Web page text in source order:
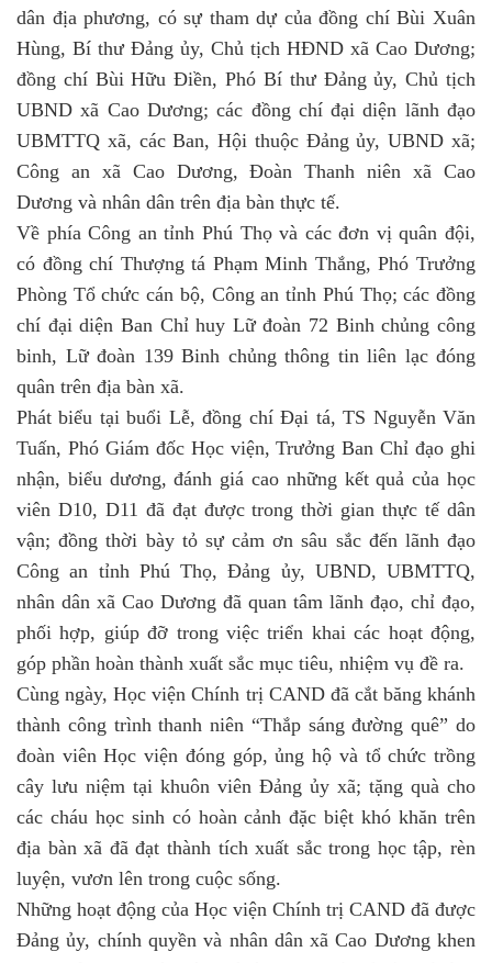
dân địa phương, có sự tham dự của đồng chí Bùi Xuân
Hùng, Bí thư Đảng ủy, Chủ tịch HĐND xã Cao Dương;
đồng chí Bùi Hữu Điền, Phó Bí thư Đảng ủy, Chủ tịch
UBND xã Cao Dương; các đồng chí đại diện lãnh đạo
UBMTTQ xã, các Ban, Hội thuộc Đảng ủy, UBND xã;
Công an xã Cao Dương, Đoàn Thanh niên xã Cao
Dương và nhân dân trên địa bàn thực tế.
Về phía Công an tỉnh Phú Thọ và các đơn vị quân đội,
có đồng chí Thượng tá Phạm Minh Thắng, Phó Trưởng
Phòng Tổ chức cán bộ, Công an tỉnh Phú Thọ; các đồng
chí đại diện Ban Chỉ huy Lữ đoàn 72 Binh chủng công
binh, Lữ đoàn 139 Binh chủng thông tin liên lạc đóng
quân trên địa bàn xã.
Phát biểu tại buổi Lễ, đồng chí Đại tá, TS Nguyễn Văn
Tuấn, Phó Giám đốc Học viện, Trưởng Ban Chỉ đạo ghi
nhận, biểu dương, đánh giá cao những kết quả của học
viên D10, D11 đã đạt được trong thời gian thực tế dân
vận; đồng thời bày tỏ sự cảm ơn sâu sắc đến lãnh đạo
Công an tỉnh Phú Thọ, Đảng ủy, UBND, UBMTTQ,
nhân dân xã Cao Dương đã quan tâm lãnh đạo, chỉ đạo,
phối hợp, giúp đỡ trong việc triển khai các hoạt động,
góp phần hoàn thành xuất sắc mục tiêu, nhiệm vụ đề ra.
Cùng ngày, Học viện Chính trị CAND đã cắt băng khánh
thành công trình thanh niên “Thắp sáng đường quê” do
đoàn viên Học viện đóng góp, ủng hộ và tổ chức trồng
cây lưu niệm tại khuôn viên Đảng ủy xã; tặng quà cho
các cháu học sinh có hoàn cảnh đặc biệt khó khăn trên
địa bàn xã đã đạt thành tích xuất sắc trong học tập, rèn
luyện, vươn lên trong cuộc sống.
Những hoạt động của Học viện Chính trị CAND đã được
Đảng ủy, chính quyền và nhân dân xã Cao Dương khen